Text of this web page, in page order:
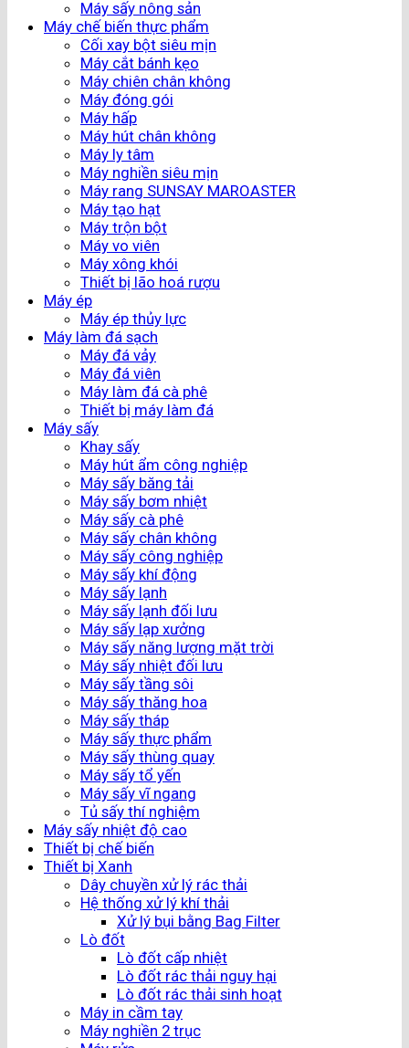
Máy sấy nông sản
Máy chế biến thực phẩm
Cối xay bột siêu mịn
Máy cắt bánh kẹo
Máy chiên chân không
Máy đóng gói
Máy hấp
Máy hút chân không
Máy ly tâm
Máy nghiền siêu mịn
Máy rang SUNSAY MAROASTER
Máy tạo hạt
Máy trộn bột
Máy vo viên
Máy xông khói
Thiết bị lão hoá rượu
Máy ép
Máy ép thủy lực
Máy làm đá sạch
Máy đá vảy
Máy đá viên
Máy làm đá cà phê
Thiết bị máy làm đá
Máy sấy
Khay sấy
Máy hút ẩm công nghiệp
Máy sấy băng tải
Máy sấy bơm nhiệt
Máy sấy cà phê
Máy sấy chân không
Máy sấy công nghiệp
Máy sấy khí động
Máy sấy lạnh
Máy sấy lạnh đối lưu
Máy sấy lạp xưởng
Máy sấy năng lượng mặt trời
Máy sấy nhiệt đối lưu
Máy sấy tầng sôi
Máy sấy thăng hoa
Máy sấy tháp
Máy sấy thực phẩm
Máy sấy thùng quay
Máy sấy tổ yến
Máy sấy vĩ ngang
Tủ sấy thí nghiệm
Máy sấy nhiệt độ cao
Thiết bị chế biến
Thiết bị Xanh
Dây chuyền xử lý rác thải
Hệ thống xử lý khí thải
Xử lý bụi bằng Bag Filter
Lò đốt
Lò đốt cấp nhiệt
Lò đốt rác thải nguy hại
Lò đốt rác thải sinh hoạt
Máy in cầm tay
Máy nghiền 2 trục